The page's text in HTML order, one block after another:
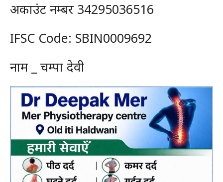
अकाउंट नम्बर 34295036516
IFSC Code: SBIN0009692
नाम _ चम्पा देवी